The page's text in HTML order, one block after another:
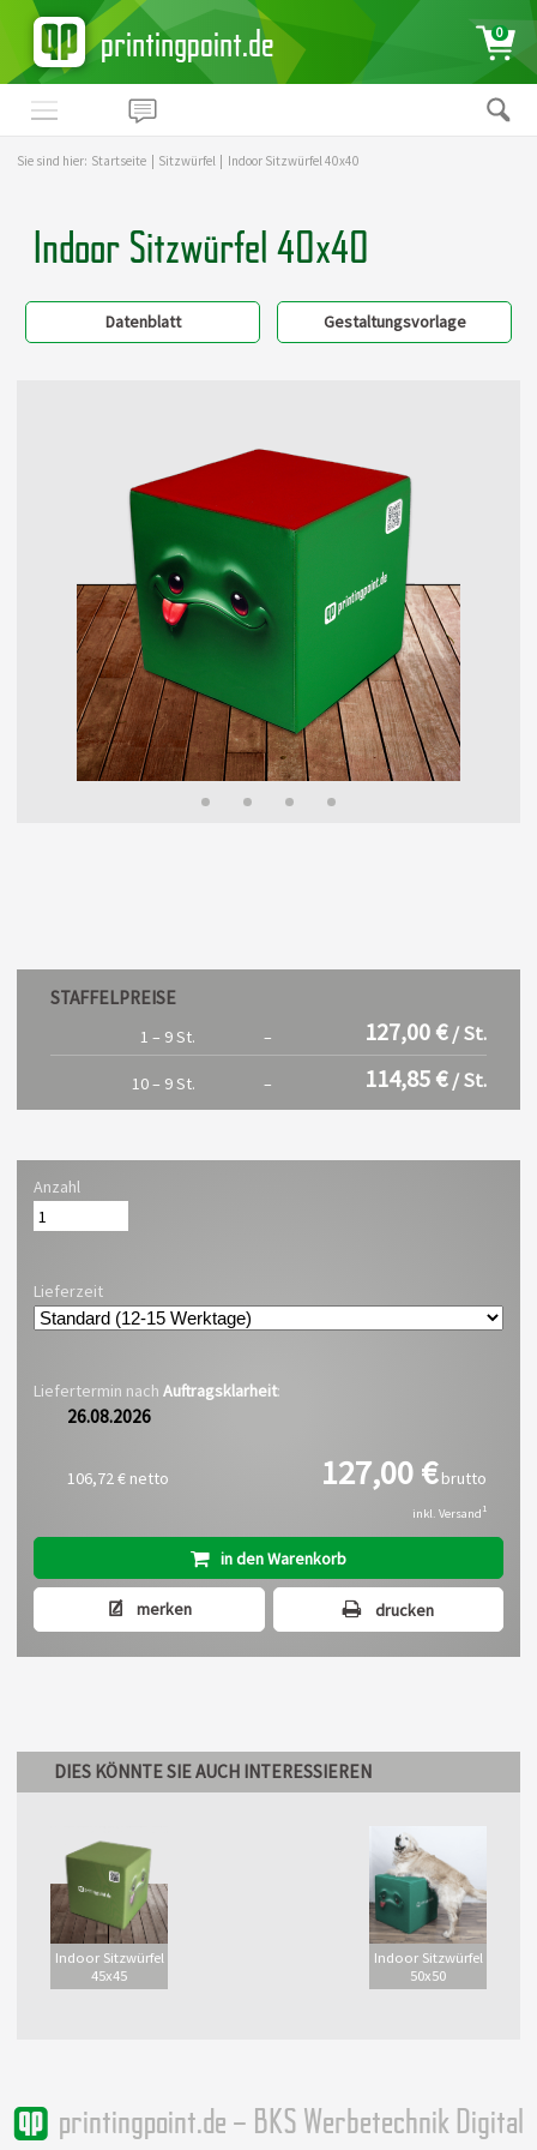
printingpoint.de 0
Sie sind hier: Startseite Sitzwürfel Indoor Sitzwürfel 40x40
Indoor Sitzwürfel 40x40
Datenblatt Gestaltungsvorlage
STAFFELPREISE
1 – 9 St. – 127,00 €/ St.
10 – 9 St. – 114,85 €/ St.
Anzahl
Lieferzeit
Liefertermin nach Auftragsklarheit:
26.08.2026
106,72 € netto 127,00 €brutto
inkl. Versand1
in den Warenkorb
merken drucken
DIES KÖNNTE SIE AUCH INTERESSIEREN
Indoor Sitzwürfel
45x45
Indoor Sitzwürfel
50x50
printingpoint.de – BKS Werbetechnik Digital